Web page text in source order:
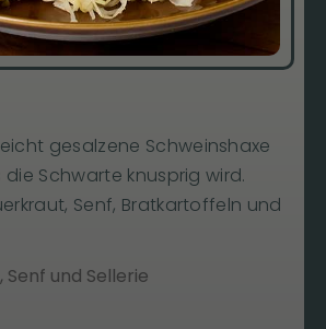
gesalzene Schweinshaxe
die Schwarte knusprig wird.
Senf, Bratkartoffeln und
Senf und Sellerie